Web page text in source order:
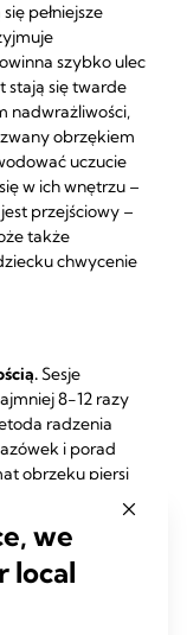
pełniejsze
szybko ulec
stają się twarde
nadwrażliwości,
obrzękiem
uczucie
w ich wnętrzu –
przejściowy –
także
chwycenie
Sesje
8−12 razy
radzenia
i porad
obrzęku piersi
piersią, jeżeli
godzin, masz
dziecka
we
local